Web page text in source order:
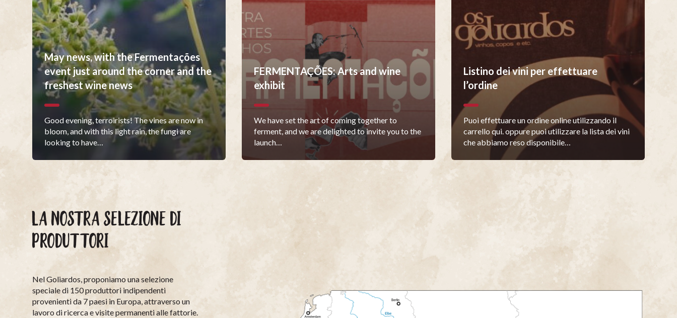
May news, with the Fermentações
event just around the corner and the
freshest wine news
Good evening, terroirists! The vines are now in
bloom, and with this light rain, the fungi are
looking to have…
FERMENTAÇÕES: Arts and wine
exhibit
We have set the art of coming together to
ferment, and we are delighted to invite you to the
launch…
Listino dei vini per effettuare
l’ordine
Puoi effettuare un ordine online utilizzando il
carrello qui. oppure puoi utilizzare la lista dei vini
che abbiamo reso disponibile…
LA NOSTRA SELEZIONE DI
PRODUTTORI
Nel Goliardos, proponiamo una selezione
speciale di 150 produttori indipendenti
provenienti da 7 paesi in Europa, attraverso un
lavoro di ricerca e visite permanenti alle fattorie.